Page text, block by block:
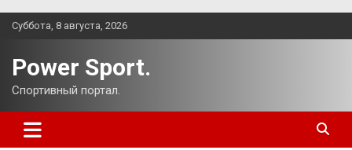
Перейти
Суббота, 8 августа, 2026
Power Sport.
Спортивный портал.